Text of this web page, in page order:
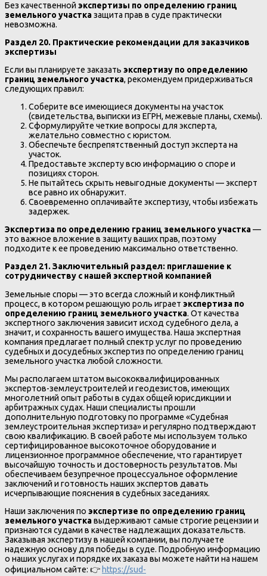
Без качественной экспертизы по определению границ
земельного участказащита прав в суде практически
невозможна.
Раздел 20. Практические рекомендации для заказчиков
экспертизы
Если вы планируете заказать экспертизу по определению
границ земельного участка, рекомендуем придерживаться
следующих правил:
Соберите все имеющиеся документы на участок
(свидетельства, выписки из ЕГРН, межевые планы, схемы).
Сформулируйте четкие вопросы для эксперта,
желательно совместно с юристом.
Обеспечьте беспрепятственный доступ эксперта на
участок.
Предоставьте эксперту всю информацию о споре и
позициях сторон.
Не пытайтесь скрыть невыгодные документы — эксперт
все равно их обнаружит.
Своевременно оплачивайте экспертизу, чтобы избежать
задержек.
Экспертиза по определению границ земельного участка—
это важное вложение в защиту ваших прав, поэтому
подходите к ее проведению максимально ответственно.
Раздел 21. Заключительный раздел: приглашение к
сотрудничеству с нашей экспертной компанией
Земельные споры — это всегда сложный и конфликтный
процесс, в котором решающую роль играет экспертиза по
определению границ земельного участка. От качества
экспертного заключения зависит исход судебного дела, а
значит, и сохранность вашего имущества. Наша экспертная
компания предлагает полный спектр услуг по проведению
судебных и досудебных экспертиз по определению границ
земельного участка любой сложности.
Мы располагаем штатом высококвалифицированных
экспертов-землеустроителей и геодезистов, имеющих
многолетний опыт работы в судах общей юрисдикции и
арбитражных судах. Наши специалисты прошли
дополнительную подготовку по программе «Судебная
землеустроительная экспертиза» и регулярно подтверждают
свою квалификацию. В своей работе мы используем только
сертифицированное высокоточное оборудование и
лицензионное программное обеспечение, что гарантирует
высочайшую точность и достоверность результатов. Мы
обеспечиваем безупречное процессуальное оформление
заключений и готовность наших экспертов давать
исчерпывающие пояснения в судебных заседаниях.
Наши заключения по экспертизе по определению границ
земельного участкавыдерживают самые строгие рецензии и
признаются судами в качестве надлежащих доказательств.
Заказывая экспертизу в нашей компании, вы получаете
надежную основу для победы в суде. Подробную информацию
о наших услугах и порядке их заказа вы можете найти на нашем
официальном сайте: 👉 https://sud-